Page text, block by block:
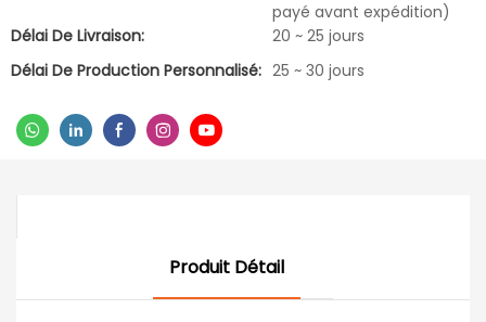
payé avant expédition)
Délai De Livraison:
20 ~ 25 jours
Délai De Production Personnalisé: 25 ~ 30 jours
Produit Détail